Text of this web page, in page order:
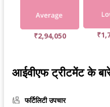
₹2,94,050
आईवीएफ ट्रीटमेंट के
फर्टिलिटी उपचार